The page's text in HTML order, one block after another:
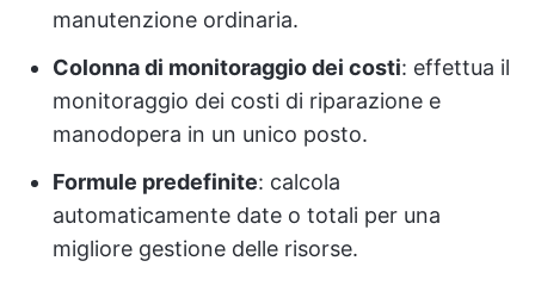
manutenzione ordinaria.
Colonna di monitoraggio dei costi: effettua il
monitoraggio dei costi di riparazione e
manodopera in un unico posto.
Formule predefinite: calcola
automaticamente date o totali per una
migliore gestione delle risorse.